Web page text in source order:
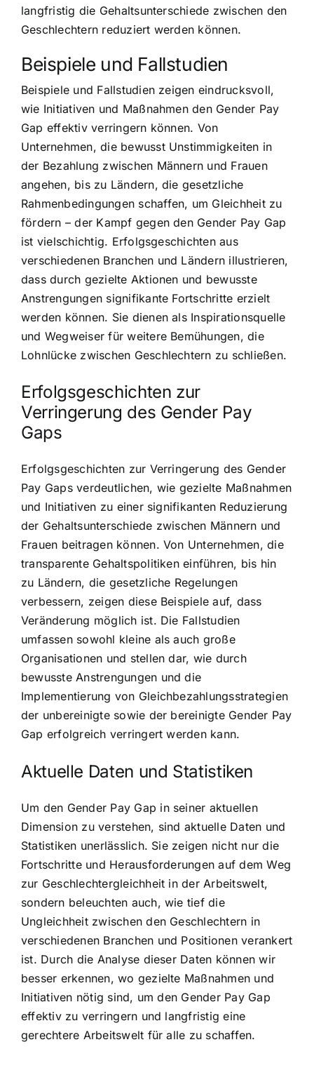
langfristig die Gehaltsunterschiede zwischen den
Geschlechtern reduziert werden können.
Beispiele und Fallstudien
Beispiele und Fallstudien zeigen eindrucksvoll,
wie Initiativen und Maßnahmen den Gender Pay
Gap effektiv verringern können. Von
Unternehmen, die bewusst Unstimmigkeiten in
der Bezahlung zwischen Männern und Frauen
angehen, bis zu Ländern, die gesetzliche
Rahmenbedingungen schaffen, um Gleichheit zu
fördern – der Kampf gegen den Gender Pay Gap
ist vielschichtig. Erfolgsgeschichten aus
verschiedenen Branchen und Ländern illustrieren,
dass durch gezielte Aktionen und bewusste
Anstrengungen signifikante Fortschritte erzielt
werden können. Sie dienen als Inspirationsquelle
und Wegweiser für weitere Bemühungen, die
Lohnlücke zwischen Geschlechtern zu schließen.
Erfolgsgeschichten zur
Verringerung des Gender Pay
Gaps
Erfolgsgeschichten zur Verringerung des Gender
Pay Gaps verdeutlichen, wie gezielte Maßnahmen
und Initiativen zu einer signifikanten Reduzierung
der Gehaltsunterschiede zwischen Männern und
Frauen beitragen können. Von Unternehmen, die
transparente Gehaltspolitiken einführen, bis hin
zu Ländern, die gesetzliche Regelungen
verbessern, zeigen diese Beispiele auf, dass
Veränderung möglich ist. Die Fallstudien
umfassen sowohl kleine als auch große
Organisationen und stellen dar, wie durch
bewusste Anstrengungen und die
Implementierung von Gleichbezahlungsstrategien
der unbereinigte sowie der bereinigte Gender Pay
Gap erfolgreich verringert werden kann.
Aktuelle Daten und Statistiken
Um den Gender Pay Gap in seiner aktuellen
Dimension zu verstehen, sind aktuelle Daten und
Statistiken unerlässlich. Sie zeigen nicht nur die
Fortschritte und Herausforderungen auf dem Weg
zur Geschlechtergleichheit in der Arbeitswelt,
sondern beleuchten auch, wie tief die
Ungleichheit zwischen den Geschlechtern in
verschiedenen Branchen und Positionen verankert
ist. Durch die Analyse dieser Daten können wir
besser erkennen, wo gezielte Maßnahmen und
Initiativen nötig sind, um den Gender Pay Gap
effektiv zu verringern und langfristig eine
gerechtere Arbeitswelt für alle zu schaffen.